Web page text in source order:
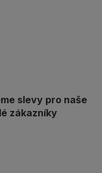
slevy pro naše
zákazníky